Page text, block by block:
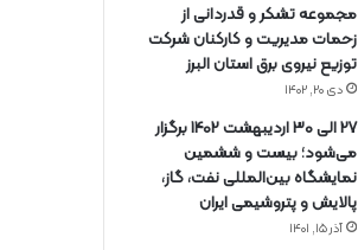
مجموعه تشکر و قدردانی از
زحمات مدیریت و کارکنان شرکت
توزیع نیروی برق استان البرز
دی ۲۰, ۱۴۰۲
27 الی 30 اردیبهشت 1402 برگزار
می‌شود؛ بیست و ششمین
نمایشگاه بین‌المللی نفت، گاز،
پالایش و پتروشیمی ایران
آذر ۱۵, ۱۴۰۱